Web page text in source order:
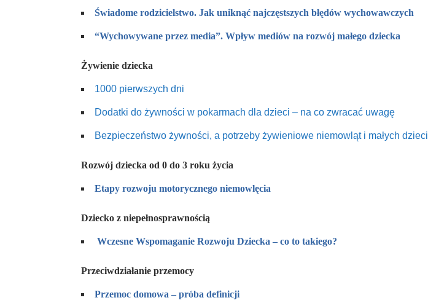
Świadome rodzicielstwo. Jak uniknąć najczęstszych błędów wychowawczych
“Wychowywane przez media”. Wpływ mediów na rozwój małego dziecka
Żywienie dziecka
1000 pierwszych dni
Dodatki do żywności w pokarmach dla dzieci – na co zwracać uwagę
Bezpieczeństwo żywności, a potrzeby żywieniowe niemowląt i małych dzieci
Rozwój dziecka od 0 do 3 roku życia
Etapy rozwoju motorycznego niemowlęcia
Dziecko z niepełnosprawnością
Wczesne Wspomaganie Rozwoju Dziecka – co to takiego?
Przeciwdziałanie przemocy
Przemoc domowa – próba definicji